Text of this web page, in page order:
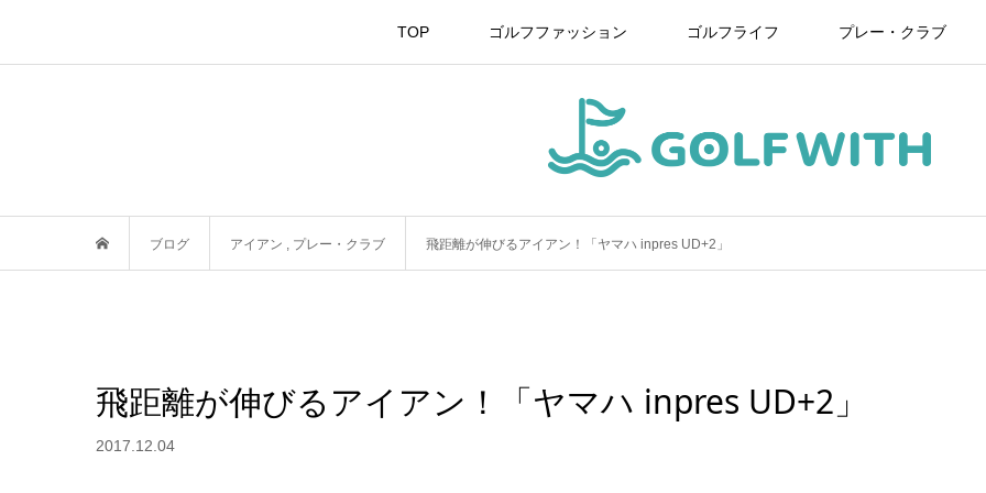
TOP ゴルフファッション ゴルフライフ プレー・クラブ
ブログ アイアン プレー・クラブ 飛距離が伸びるアイアン！「ヤマハ inpres UD+2」
飛距離が伸びるアイアン！「ヤマハ inpres UD+2」
2017.12.04